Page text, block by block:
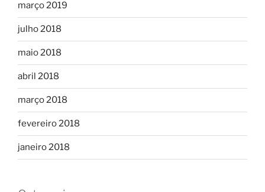
março 2019
julho 2018
maio 2018
abril 2018
março 2018
fevereiro 2018
janeiro 2018